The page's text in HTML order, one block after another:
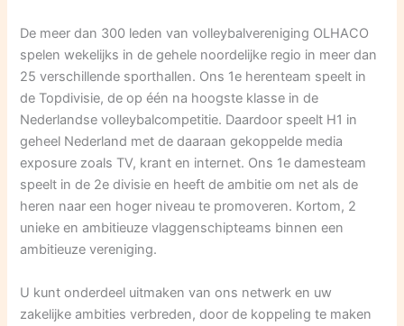
De meer dan 300 leden van volleybalvereniging OLHACO
spelen wekelijks in de gehele noordelijke regio in meer dan
25 verschillende sporthallen. Ons 1e herenteam speelt in
de Topdivisie, de op één na hoogste klasse in de
Nederlandse volleybalcompetitie. Daardoor speelt H1 in
geheel Nederland met de daaraan gekoppelde media
exposure zoals TV, krant en internet. Ons 1e damesteam
speelt in de 2e divisie en heeft de ambitie om net als de
heren naar een hoger niveau te promoveren. Kortom, 2
unieke en ambitieuze vlaggenschipteams binnen een
ambitieuze vereniging.
U kunt onderdeel uitmaken van ons netwerk en uw
zakelijke ambities verbreden, door de koppeling te maken